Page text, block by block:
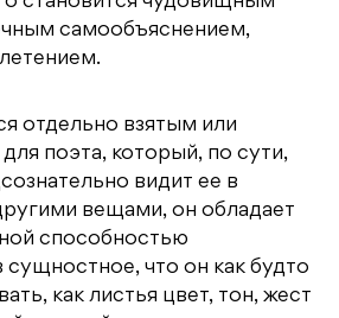
самообъяснением,
отдельно взятым или
поэта, который, по сути,
видит ее в
вещами, он обладает
способностью
сущностное, что он как будто
как листья цвет, тон, жест